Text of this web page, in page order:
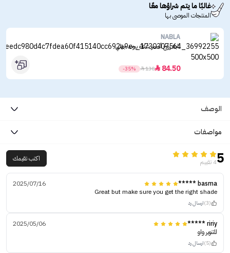
غالبًا ما يتم شراؤها معًا
المنتجات الموصى بها
NABLA
نابلا روج أحمر شفاه بيوند جيلي
84.50

130

-35%
الوصف
مواصفات
54 تقييم اكتب تقيمك
basma *****
2025/07/16
Great but make sure you get the right shade
(3) ارسال رد
ririy *****
2025/05/06
للتنوير واو
(5) ارسال رد